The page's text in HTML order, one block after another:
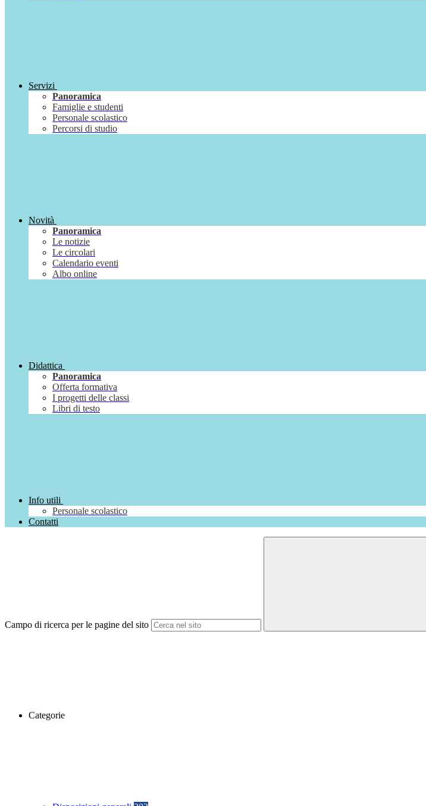
Servizi
Panoramica
Famiglie e studenti
Personale scolastico
Percorsi di studio
Novità
Panoramica
Le notizie
Le circolari
Calendario eventi
Albo online
Didattica
Panoramica
Offerta formativa
I progetti delle classi
Libri di testo
Info utili
Personale scolastico
Contatti
Campo di ricerca per le pagine del sito
Categorie